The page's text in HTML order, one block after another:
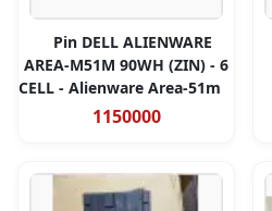
Pin DELL ALIENWARE
AREA-M51M 90WH (ZIN) - 6
CELL - Alienware Area-51m
1150000